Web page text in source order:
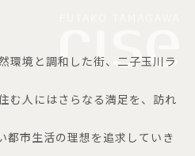
環境と調和した街、二子玉川ラ
む人にはさらなる満足を、訪れ
都市生活の理想を追求していき